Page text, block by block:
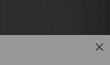
Close